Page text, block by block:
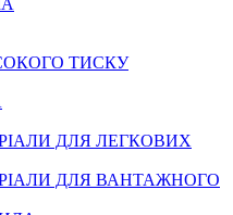
ТИСКУ
ДЛЯ ЛЕГКОВИХ
ДЛЯ ВАНТАЖНОГО